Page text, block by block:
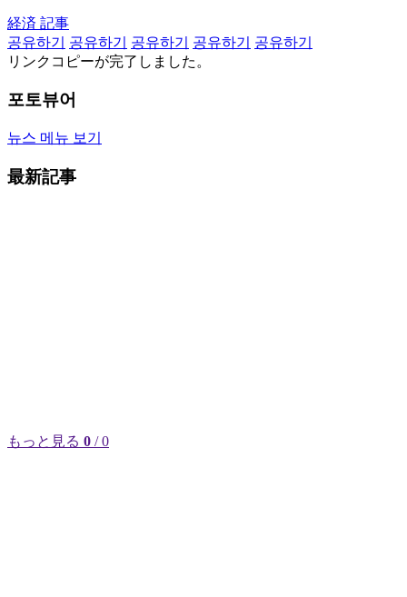
経済 記事
공유하기
공유하기 공유하기 공유하기
공유하기
リンクコピーが完了しました。
포토뷰어
뉴스 메뉴 보기
最新記事
もっと見る 0 / 0